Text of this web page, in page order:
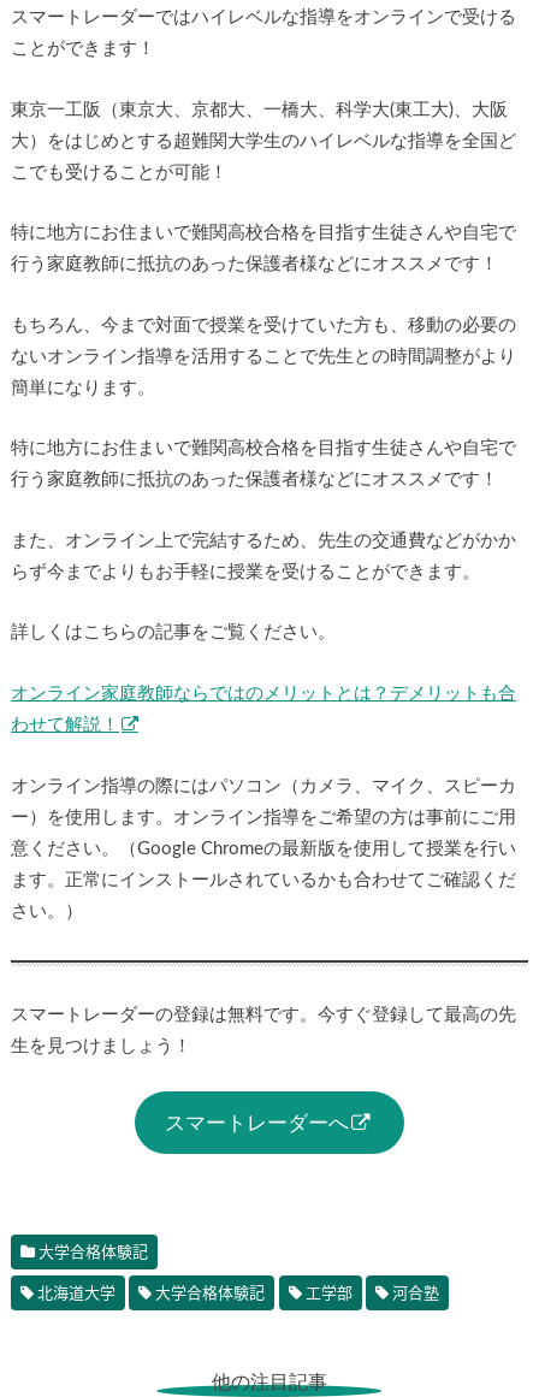
スマートレーダーではハイレベルな指導をオンラインで受ける
ことができます！
東京一工阪（東京大、京都大、一橋大、科学大(東工大)、大阪
大）をはじめとする超難関大学生のハイレベルな指導を全国ど
こでも受けることが可能！
特に地方にお住まいで難関高校合格を目指す生徒さんや自宅で
行う家庭教師に抵抗のあった保護者様などにオススメです！
もちろん、今まで対面で授業を受けていた方も、移動の必要の
ないオンライン指導を活用することで先生との時間調整がより
簡単になります。
特に地方にお住まいで難関高校合格を目指す生徒さんや自宅で
行う家庭教師に抵抗のあった保護者様などにオススメです！
また、オンライン上で完結するため、先生の交通費などがかか
らず今までよりもお手軽に授業を受けることができます。
詳しくはこちらの記事をご覧ください。
オンライン家庭教師ならではのメリットとは？デメリットも合
わせて解説！
オンライン指導の際にはパソコン（カメラ、マイク、スピーカ
ー）を使用します。オンライン指導をご希望の方は事前にご用
意ください。（Google Chromeの最新版を使用して授業を行い
ます。正常にインストールされているかも合わせてご確認くだ
さい。）
スマートレーダーの登録は無料です。今すぐ登録して最高の先
生を見つけましょう！
スマートレーダーへ
大学合格体験記
北海道大学 大学合格体験記 工学部 河合塾
他の注目記事